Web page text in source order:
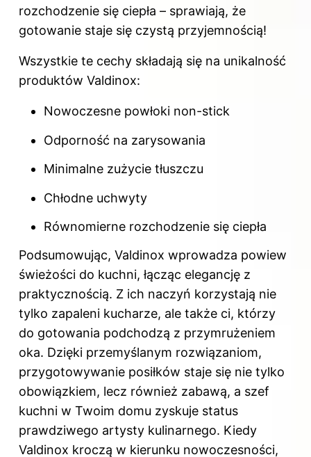
rozchodzenie się ciepła – sprawiają, że
gotowanie staje się czystą przyjemnością!
Wszystkie te cechy składają się na unikalność
produktów Valdinox:
Nowoczesne powłoki non-stick
Odporność na zarysowania
Minimalne zużycie tłuszczu
Chłodne uchwyty
Równomierne rozchodzenie się ciepła
Podsumowując, Valdinox wprowadza powiew
świeżości do kuchni, łącząc elegancję z
praktycznością. Z ich naczyń korzystają nie
tylko zapaleni kucharze, ale także ci, którzy
do gotowania podchodzą z przymrużeniem
oka. Dzięki przemyślanym rozwiązaniom,
przygotowywanie posiłków staje się nie tylko
obowiązkiem, lecz również zabawą, a szef
kuchni w Twoim domu zyskuje status
prawdziwego artysty kulinarnego. Kiedy
Valdinox kroczą w kierunku nowoczesności,